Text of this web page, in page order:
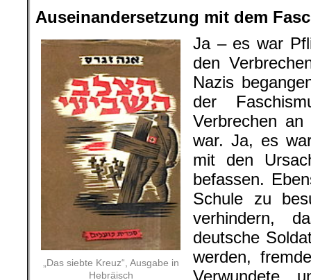
Auseinandersetzung mit dem
„Das siebte Kreuz“, Ausgabe in
Hebräisch
Ja – es war
den
Nazis
der
Verbrechen
war. Ja, es
mit den
befassen.
Schule zu
verhindern,
deutsche
werden,
Verwundete